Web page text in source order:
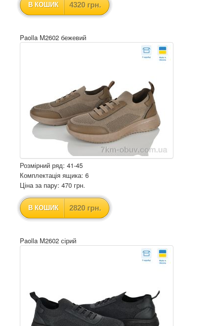
В КОШИК 4320 грн.
Paolla M2602 бежевий
Розмірний ряд: 41-45
Комплектація ящика: 6
Ціна за пару: 470 грн.
В КОШИК 2820 грн.
Paolla M2602 сірий